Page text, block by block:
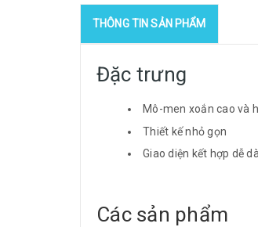
THÔNG TIN SẢN PHẨM
Đặc trưng
Mô-men xoắn cao và
Thiết kế nhỏ gọn
Giao diện kết hợp dễ
Các sản phẩm